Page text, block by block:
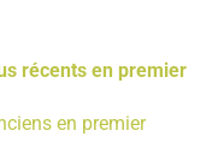
récents en premier
en premier